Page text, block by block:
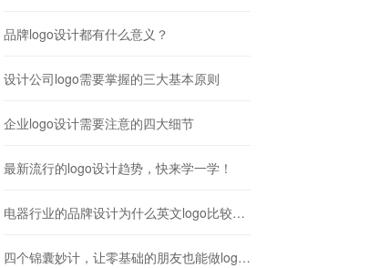
品牌logo设计都有什么意义？
设计公司logo需要掌握的三大基本原则
企业logo设计需要注意的四大细节
最新流行的logo设计趋势，快来学一学！
电器行业的品牌设计为什么英文logo比较常见？
四个锦囊妙计，让零基础的朋友也能做logo设计！